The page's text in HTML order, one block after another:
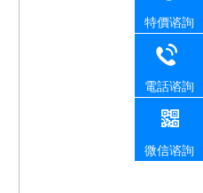
特價谘詢
電話谘詢
微信谘詢